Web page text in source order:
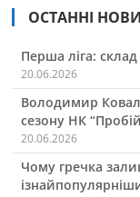
ОСТАННІ
Перша ліга:
20.06.2026
Володимир
сезону НК
20.06.2026
Чому гречка